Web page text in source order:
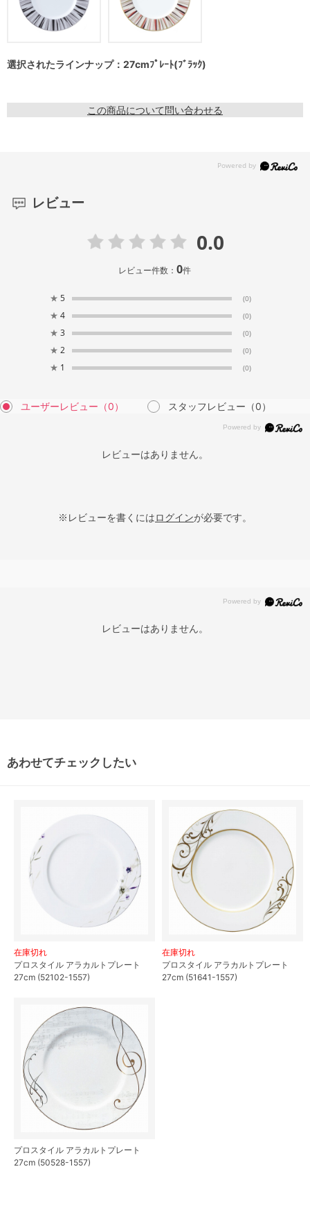
選択されたラインナップ：27cmﾌﾟﾚｰﾄ(ﾌﾞﾗｯｸ)
この商品について問い合わせる
レビュー
0.0
レビュー件数：0件
★ 5 (0)
★ 4 (0)
★ 3 (0)
★ 2 (0)
★ 1 (0)
ユーザーレビュー （0） スタッフレビュー （0）
レビューはありません。
※レビューを書くにはログインが必要です。
レビューはありません。
あわせてチェックしたい
在庫切れ
プロスタイル アラカルトプレート
27cm (52102-1557)
在庫切れ
プロスタイル アラカルトプレート
27cm (51641-1557)
プロスタイル アラカルトプレート
27cm (50528-1557)